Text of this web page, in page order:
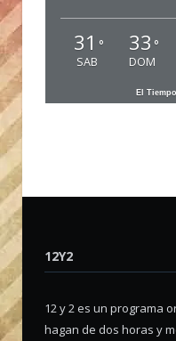
31 °
SAB
33 °
DOM
El
12Y2
12 y 2 es un programa
hagan de dos horas y